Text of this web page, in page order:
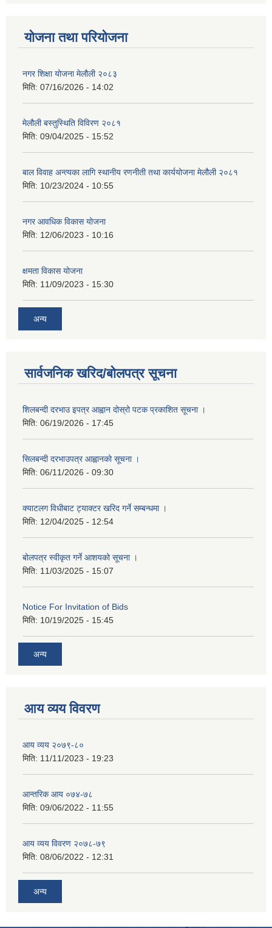
योजना तथा परियोजना
नगर शिक्षा योजना मेलौली २०८३
मिति: 07/16/2026 - 14:02
मेलौली बस्तुस्थिति विविरण २०८१
मिति: 09/04/2025 - 15:52
बाल विवाह अन्त्यका लागि स्थानीय रणनीती तथा कार्ययोजना मेलौली २०८१
मिति: 10/23/2024 - 10:55
नगर आवधिक विकास योजना
मिति: 12/06/2023 - 10:16
क्षमता विकास योजना
मिति: 11/09/2023 - 15:30
अन्य
सार्वजनिक खरिद/बोलपत्र सूचना
शिलबन्दी दरभाउ इपत्र आह्वान दोस्रो पटक प्रकाशित सूचना ।
मिति: 06/19/2026 - 17:45
सिलबन्दी दरभाउपत्र आह्वानको सूचना ।
मिति: 06/11/2026 - 09:30
क्याटलग विधीबाट ट्याक्टर खरिद गर्ने सम्बन्धमा ।
मिति: 12/04/2025 - 12:54
बोलपत्र स्वीकृत गर्ने आशयको सूचना ।
मिति: 11/03/2025 - 15:07
Notice For Invitation of Bids
मिति: 10/19/2025 - 15:45
अन्य
आय व्यय विवरण
आय व्यय २०७९-८०
मिति: 11/11/2023 - 19:23
आन्तरिक आय ०७४-७८
मिति: 09/06/2022 - 11:55
आय व्यय विवरण २०७८-७९
मिति: 08/06/2022 - 12:31
अन्य